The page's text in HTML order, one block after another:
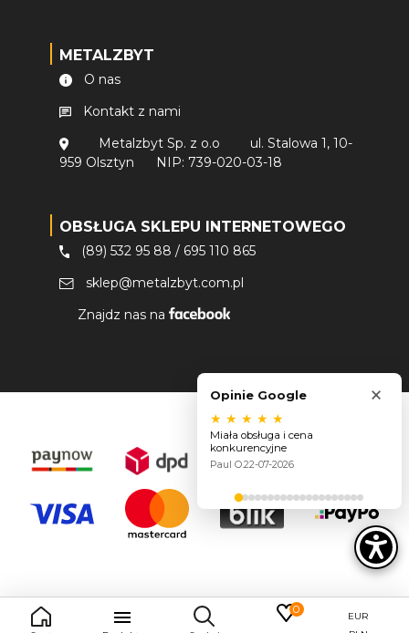
 0
EUR
METALZBYT
O nas
Kontakt z nami
Metalzbyt Sp. z o.o
ul. Stalowa 1, 10-
959 Olsztyn
NIP: 739-020-03-18
OBSŁUGA SKLEPU INTERNETOWEGO
(89) 532 95 88 / 695 110 865
sklep@metalzbyt.com.pl
Znajdz nas na
Opinie Google ×
★ ★ ★ ★ ★
Miała obsługa i cena
konkurencyjne
Paul O.22-07-2026